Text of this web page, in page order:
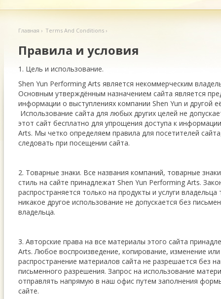
Главная › Terms And Conditions ›
Правила и условия
1. Цель и использование.
Shen Yun Performing Arts является некоммерческим
Основным утверждённым назначением сайта является
информации о выступлениях компании Shen Yun и другой
Использование сайта для любых других целей не
этот сайт бесплатно для упрощения доступа к
Arts. Мы четко определяем правила для посетителей
следовать при посещении сайта.
2. Товарные знаки. Все названия компаний, товарные
стиль на сайте принадлежат Shen Yun Performing Arts.
распространяется только на продукты и услуги владельца
никакое другое использование не допускается без
владельца.
3. Авторские права на все материалы этого сайта
Arts. Любое воспроизведение, копирование, изменение
распространение материалов сайта не разрешается без
письменного разрешения. Запрос на использование
отправлять напрямую в наш офис путем заполнения
сайте.